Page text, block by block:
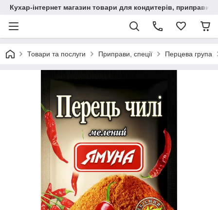
Кухар-інтернет магазин товари для кондитерів, приправи,
Товари та послуги Приправи, спеції Перцева група